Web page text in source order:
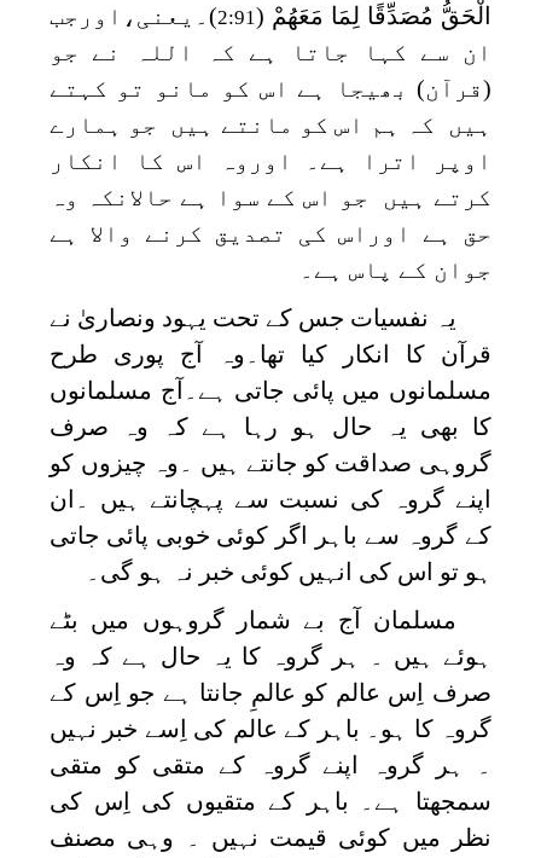
الْحَقُّ مُصَدِّقًا لِمَا مَعَهُمْ (
2:91)۔یعنی،اورجب
ان سے کہا جاتا ہے کہ اللہ نے جو
(قرآن) بھیجا ہے اس کو مانو تو کہتے
ہیں کہ ہم اس کو مانتے ہیں جو ہمارے
اوپر اترا ہے۔ اوروہ اس کا انکار
کرتے ہیں جو اس کے سوا ہے حالانکہ وہ
حق ہے اوراس کی تصدیق کرنے والا ہے
جوان کے پاس ہے۔
یہ نفسیات جس کے تحت یہود ونصاریٰ نے
قرآن کا انکار کیا تھا۔وہ آج پوری طرح
مسلمانوں میں پائی جاتی ہے۔آج مسلمانوں
کا بھی یہ حال ہو رہا ہے کہ وہ صرف
گروہی صداقت کو جانتے ہیں ۔وہ چیزوں کو
اپنے گروہ کی نسبت سے پہچانتے ہیں ۔ان
کے گروہ سے باہر اگر کوئی خوبی پائی جاتی
ہو تو اس کی انہیں کوئی خبر نہ ہو گی۔
مسلمان آج بے شمار گروہوں میں بٹے
ہوئے ہیں ۔ ہر گروہ کا یہ حال ہے کہ وہ
صرف اِس عالم کو عالمِ جانتا ہے جو اِس کے
گروہ کا ہو۔ باہر کے عالم کی اِسے خبر نہیں
۔ ہر گروہ اپنے گروہ کے متقی کو متقی
سمجھتا ہے۔ باہر کے متقیوں کی اِس کی
نظر میں کوئی قیمت نہیں ۔ وہی مصنف